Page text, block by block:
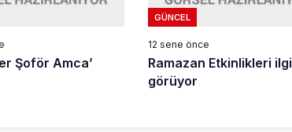
Şoför Amca’
GÜNCEL
12 sene önce
Ramazan Etkinlikleri ilgi
görüyor